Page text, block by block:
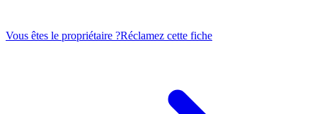
Vous êtes le propriétaire ?Réclamez cette fiche